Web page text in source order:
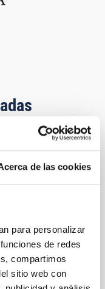
de las cookies
para personalizar
de redes
compartimos
sitio web con
proyecto
de
y la
usado datos de
Roque de los
para
Vía Láctea han